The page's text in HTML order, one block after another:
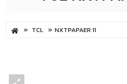
TCL NXTPAPAER 11